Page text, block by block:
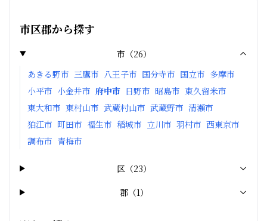
市区郡から探す
市 （26）
あきる野市 三鷹市 八王子市 国分寺市 国立市 多摩市
小平市 小金井市 府中市 日野市 昭島市 東久留米市
東大和市 東村山市 武蔵村山市 武蔵野市 清瀬市
狛江市 町田市 福生市 稲城市 立川市 羽村市 西東京市
調布市 青梅市
区 （23）
郡 （1）